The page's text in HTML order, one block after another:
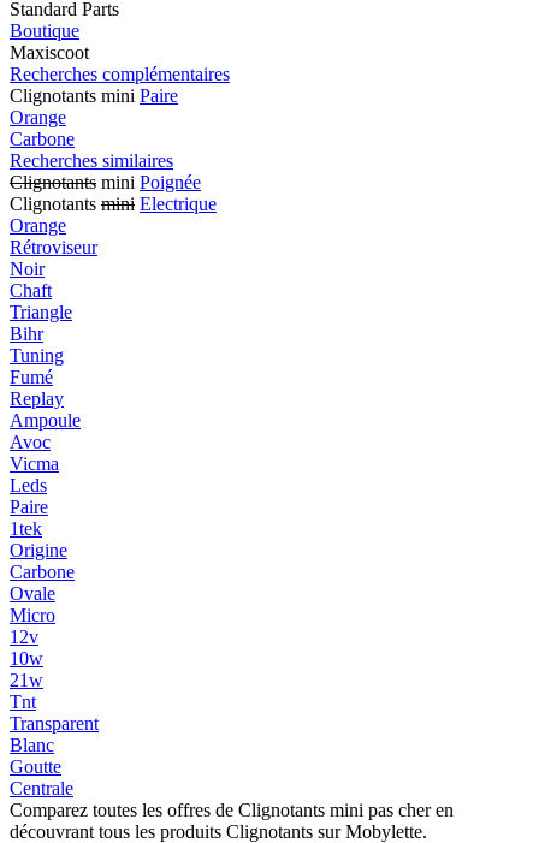
Standard Parts
Boutique
Maxiscoot
Recherches complémentaires
Clignotants mini Paire
Orange
Carbone
Recherches similaires
Clignotants mini Poignée
Clignotants mini Electrique
Orange
Rétroviseur
Noir
Chaft
Triangle
Bihr
Tuning
Fumé
Replay
Ampoule
Avoc
Vicma
Leds
Paire
1tek
Origine
Carbone
Ovale
Micro
12v
10w
21w
Tnt
Transparent
Blanc
Goutte
Centrale
Comparez toutes les offres de Clignotants mini pas cher en
découvrant tous les produits Clignotants sur Mobylette.